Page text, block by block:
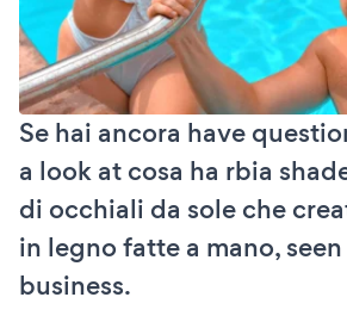
Se hai ancora have
a look at cosa ha rbia
di occhiali da sole che
in legno fatte a mano,
business.